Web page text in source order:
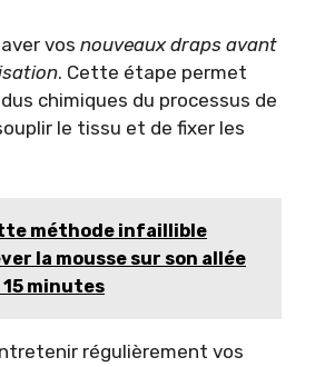
vos nouveaux draps avant
. Cette étape permet
chimiques du processus de
le tissu et de fixer les
méthode infaillible
la mousse sur son allée
minutes
régulièrement vos